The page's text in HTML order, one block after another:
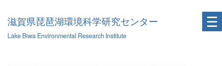
滋賀県琵琶湖環境科学研究センター
Lake Biwa Environmental Research Institute